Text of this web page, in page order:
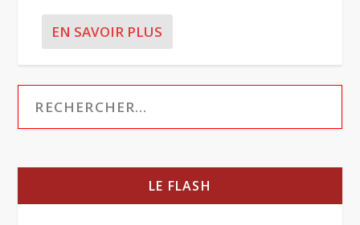
EN SAVOIR PLUS
LE FLASH